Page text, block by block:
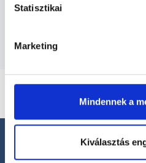
Statisztikai
Marketing
Mindennek a
Kiválasztás
Budapesti és vidéki